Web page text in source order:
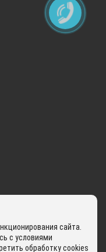
сайта.
с условиями
обработку cookies